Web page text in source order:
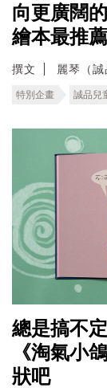
向更廣闊
繪本最推薦
撰文 麗琴（誠
特別企畫 誠品兒
總是搞不
《淘氣小
狀吧